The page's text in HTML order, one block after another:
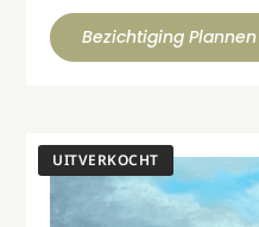
Bezichtiging Plannen